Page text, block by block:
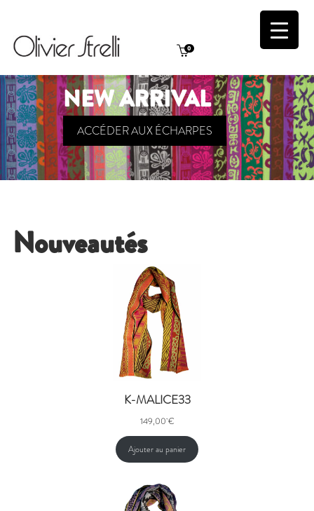
0
NEW ARRIVAL
ACCÉDER AUX ÉCHARPES
Nouveautés
K-MALICE33
149,00€
Ajouter au panier